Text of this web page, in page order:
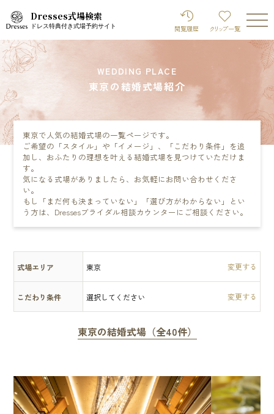
Dresses式場検索
ドレス特典付き式場予約サイト 閲覧履歴 クリップ 一覧
WEDDING PLACE
東京の結婚式場紹介
東京で人気の結婚式場の一覧ページです。
ご希望の「スタイル」や「イメージ」、「こだわり条件」を追
加し、おふたりの理想を叶える結婚式場を見つけていただけま
す。
気になる式場がありましたら、お気軽にお問い合わせくださ
い。
もし「まだ何も決まっていない」「選び方がわからない」とい
う方は、Dressesブライダル相談カウンターにご相談ください。
式場エリア 東京
こだわり条件 選択してください
東京の結婚式場（全40件）